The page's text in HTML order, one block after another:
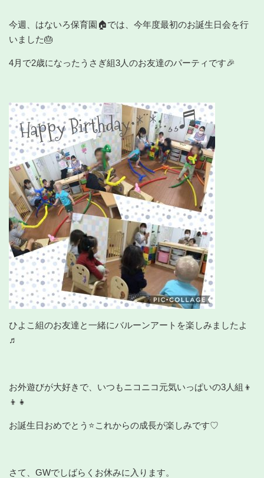
今週、はないろ保育園🏠では、今年度最初のお誕生日会を行
いました🎂
4月で2歳になったうさぎ組3人のお友達のパーティです🎉
ひよこ組のお友達と一緒にバルーンアートを楽しみましたよ
♬
お外遊びが大好きで、いつもニコニコ元気いっぱいの3人組👦
👦👧
お誕生日おめでとう⭐これからの成長が楽しみです♡
さて、GWでしばらくお休みに入ります。